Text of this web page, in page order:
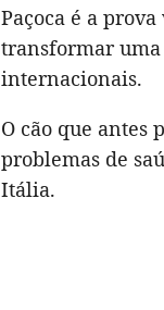
Paçoca é a
transformar
internacionais.
O cão que antes
problemas de
Itália.